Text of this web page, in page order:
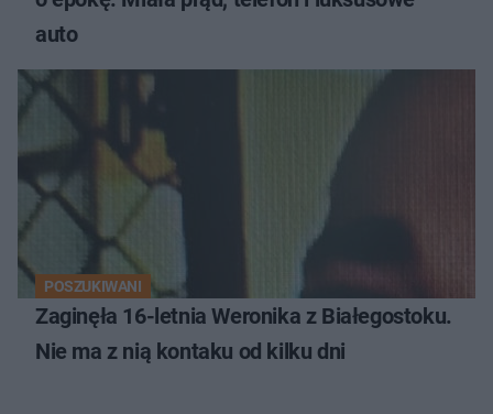
auto
POSZUKIWANI
Zaginęła 16-letnia Weronika z Białegostoku.
Nie ma z nią kontaku od kilku dni